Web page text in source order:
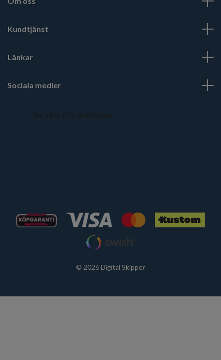
Kundtjänst
Länkar
Sociala medier
© 2026 Digital Skipper